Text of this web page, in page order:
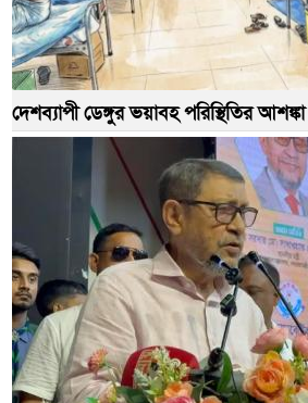
দেশব্যাপী ডেঙ্গুর ভয়াবহ পরিস্থিতির আশঙ্কা